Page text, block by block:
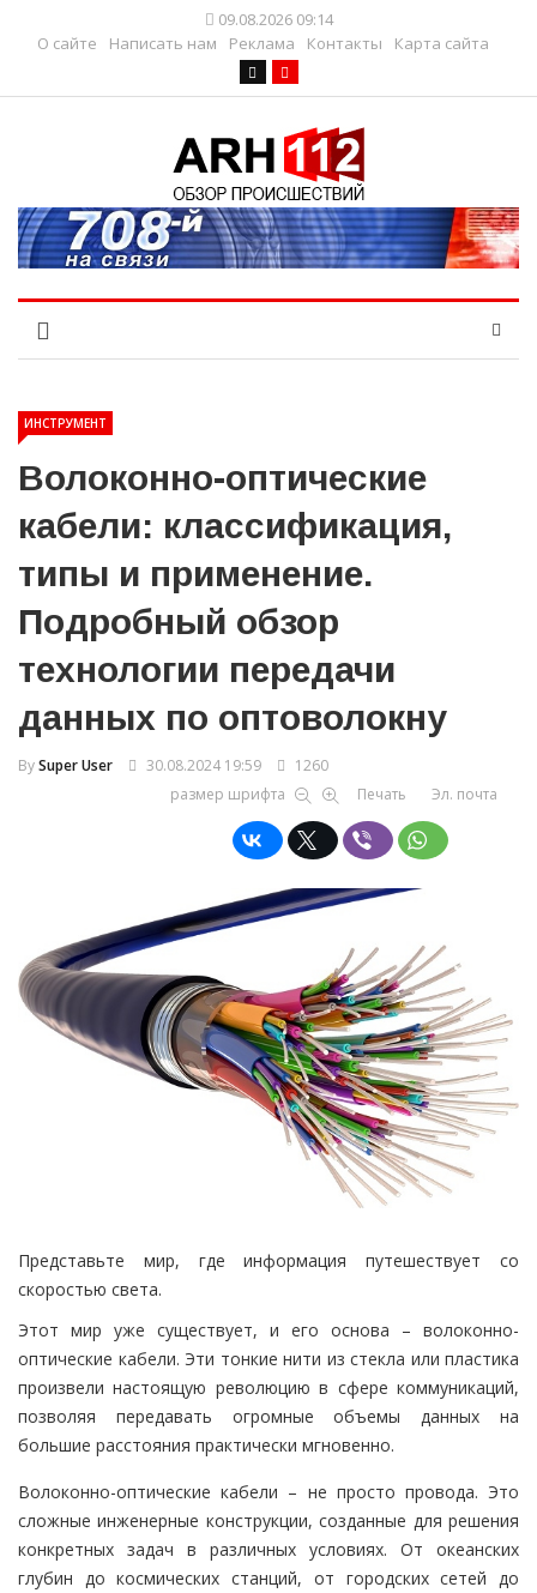
09.08.2026 09:14
О сайте
Написать нам Реклама Контакты Карта сайта
ИНСТРУМЕНТ
Волоконно-оптические
кабели: классификация,
типы и применение.
Подробный обзор
технологии передачи
данных по оптоволокну
BySuper User 30.08.2024 19:59
1260
размер шрифта
Печать Эл. почта
Представьте мир, где информация путешествует со
скоростью света.
Этот мир уже существует, и его основа – волоконно-
оптические кабели. Эти тонкие нити из стекла или пластика
произвели настоящую революцию в сфере коммуникаций,
позволяя передавать огромные объемы данных на
большие расстояния практически мгновенно.
Волоконно-оптические кабели – не просто провода. Это
сложные инженерные конструкции, созданные для решения
конкретных задач в различных условиях. От океанских
глубин до космических станций, от городских сетей до